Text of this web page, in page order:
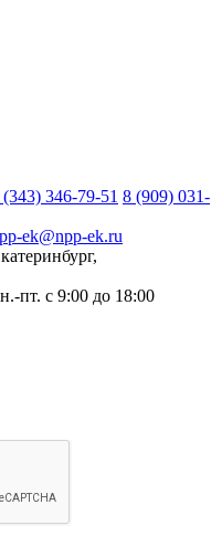
(343) 346-79-51 8 (909) 031-
ek@npp-ek.ru
пт. с 9:00 до 18:00